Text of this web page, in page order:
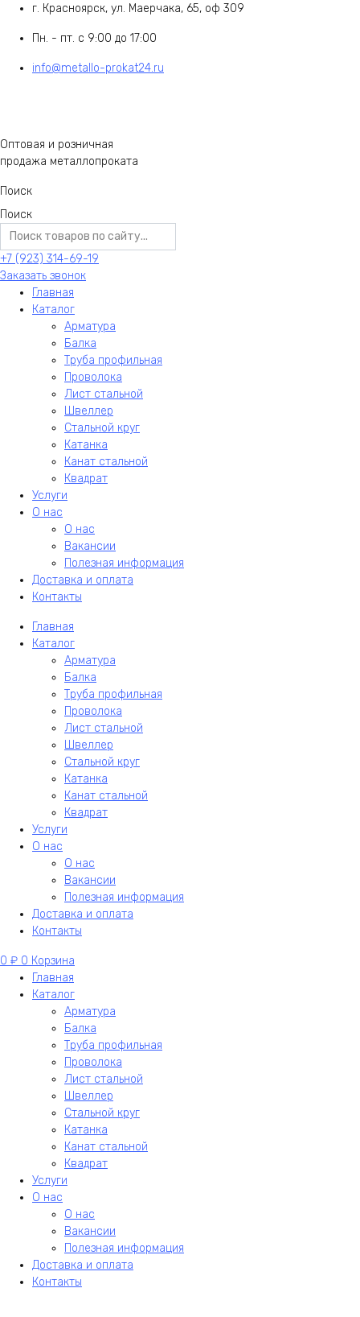
г. Красноярск, ул. Маерчака, 65, оф 309
Пн. - пт. с 9:00 до 17:00
info@metallo-prokat24.ru
Оптовая и розничная
продажа металлопроката
Поиск
Поиск
+7 (923) 314-69-19
Заказать звонок
Главная
Каталог
Арматура
Балка
Труба профильная
Проволока
Лист стальной
Швеллер
Стальной круг
Катанка
Канат стальной
Квадрат
Услуги
О нас
О нас
Вакансии
Полезная информация
Доставка и оплата
Контакты
Главная
Каталог
Арматура
Балка
Труба профильная
Проволока
Лист стальной
Швеллер
Стальной круг
Катанка
Канат стальной
Квадрат
Услуги
О нас
О нас
Вакансии
Полезная информация
Доставка и оплата
Контакты
0 ₽ 0 Корзина
Главная
Каталог
Арматура
Балка
Труба профильная
Проволока
Лист стальной
Швеллер
Стальной круг
Катанка
Канат стальной
Квадрат
Услуги
О нас
О нас
Вакансии
Полезная информация
Доставка и оплата
Контакты